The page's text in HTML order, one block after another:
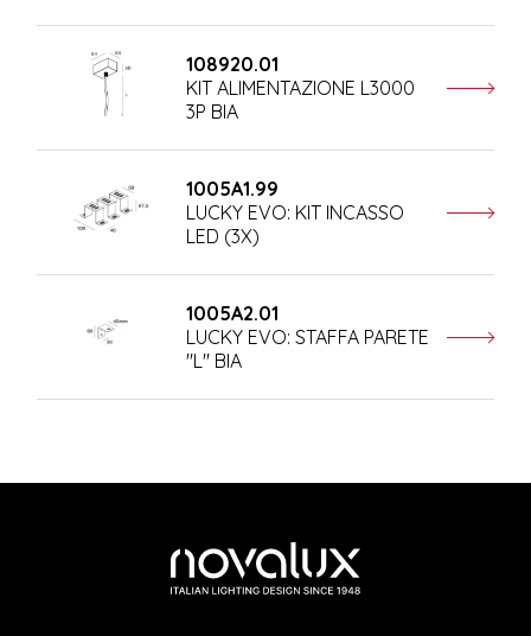
108920.01
KIT ALIMENTAZIONE L3000
3P BIA
1005A1.99
LUCKY EVO: KIT INCASSO
LED (3X)
1005A2.01
LUCKY EVO: STAFFA PARETE
"L" BIA